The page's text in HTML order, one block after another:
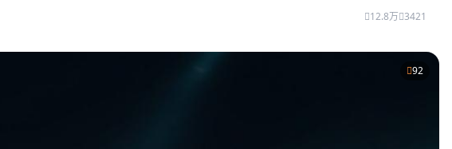
12.8万 3421
92